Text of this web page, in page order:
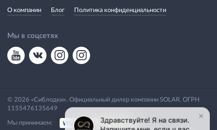
О компании Блог Политика конфиденциальности
Мы в соцсетях
© 2026 «Сиблодки». Официальный дилер компании SOLAR. ОГРН
1155476135649
Мы принимаем: